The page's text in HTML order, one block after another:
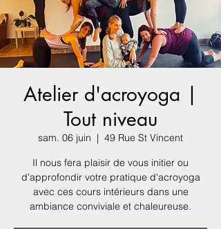
Atelier d'acroyoga |
Tout niveau
sam. 06 juin
  |
49 Rue St Vincent
Il nous fera plaisir de vous initier ou
d'approfondir votre pratique d'acroyoga
avec ces cours intérieurs dans une
ambiance conviviale et chaleureuse.